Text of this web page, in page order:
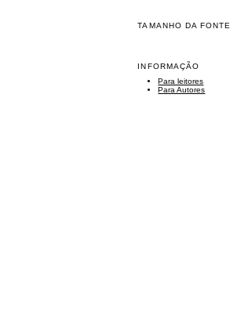
TAMANHO DA FONTE
INFORMAÇÃO
Para leitores
Para Autores